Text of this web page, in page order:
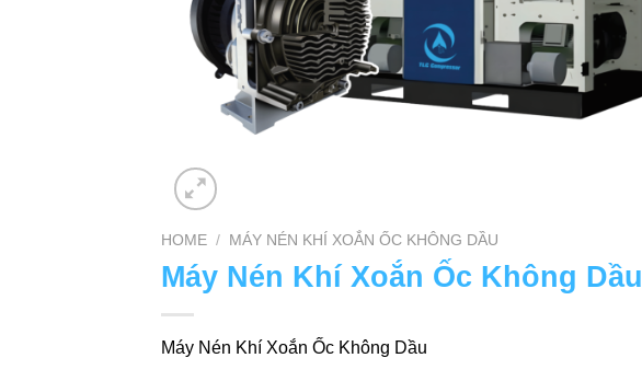
HOME / MÁY NÉN KHÍ XOẮN ỐC KHÔNG DẦU
Máy Nén Khí Xoắn Ốc Không Dầu
Máy Nén Khí Xoắn Ốc Không Dầu